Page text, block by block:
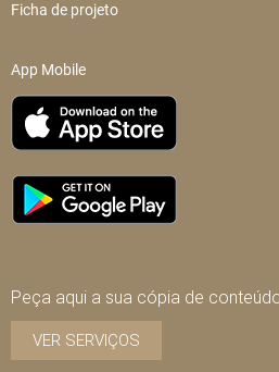
Ficha de projeto
App Mobile
Peça aqui a sua cópia de
VER SERVIÇOS